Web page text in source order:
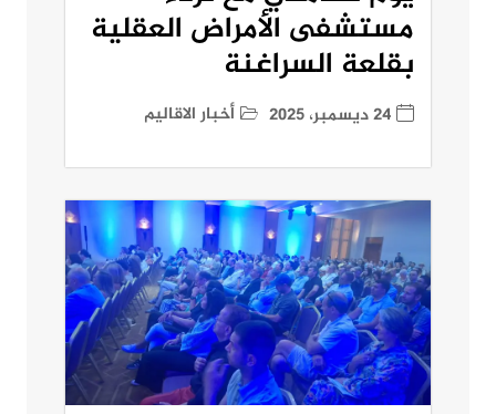
مستشفى الأمراض العقلية
بقلعة السراغنة
24 ديسمبر، 2025 أخبار الاقاليم